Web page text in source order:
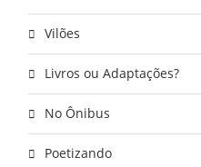
Vilões
Livros ou Adaptações?
No Ônibus
Poetizando